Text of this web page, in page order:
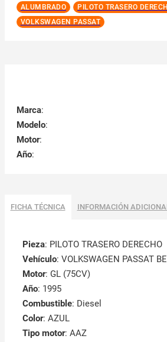
ALUMBRADO PILOTO TRASERO
VOLKSWAGEN PASSAT
Marca:
Modelo:
Motor:
Año:
FICHA TÉCNICA INFORMACIÓN
Pieza: PILOTO TRASERO DERECHO
Vehículo: VOLKSWAGEN PASSAT
Motor: GL (75CV)
Año: 1995
Combustible: Diesel
Color: AZUL
Tipo motor: AAZ